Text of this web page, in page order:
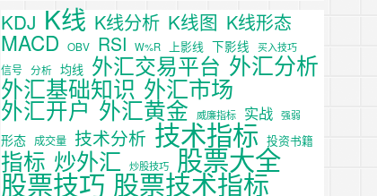
KDJ K线 K线分析 K线图 K线形态
MACD OBV RSI W%R 上影线 下影线 买入技巧
信号 分析 均线 外汇交易平台 外汇分析
外汇基础知识 外汇市场
外汇开户 外汇黄金 威廉指标 实战 强弱
形态 成交量 技术分析 技术指标 投资书籍
指标 炒外汇 炒股技巧 股票大全
股票技巧 股票技术指标